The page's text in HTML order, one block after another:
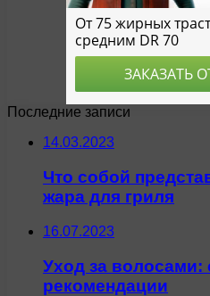
Последние записи
14.03.2023
Что собой
жара для гриля
16.07.2023
Уход за волосами:
рекомендации